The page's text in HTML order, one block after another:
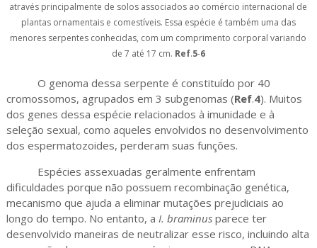
através principalmente de solos associados ao comércio internacional de
plantas ornamentais e comestíveis. Essa espécie é também uma das
menores serpentes conhecidas, com um comprimento corporal variando
de 7 até 17 cm. Ref.5-6
O genoma dessa serpente é constituído por 40
cromossomos, agrupados em 3 subgenomas (Ref.4). Muitos
dos genes dessa espécie relacionados à imunidade e à
seleção sexual, como aqueles envolvidos no desenvolvimento
dos espermatozoides, perderam suas funções.
Espécies assexuadas geralmente enfrentam
dificuldades porque não possuem recombinação genética,
mecanismo que ajuda a eliminar mutações prejudiciais ao
longo do tempo. No entanto, a I. braminusparece ter
desenvolvido maneiras de neutralizar esse risco, incluindo alta